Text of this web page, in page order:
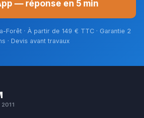
— réponse en 5 min
Forêt · À partir de 149 € TTC · Garantie 2
· Devis avant travaux